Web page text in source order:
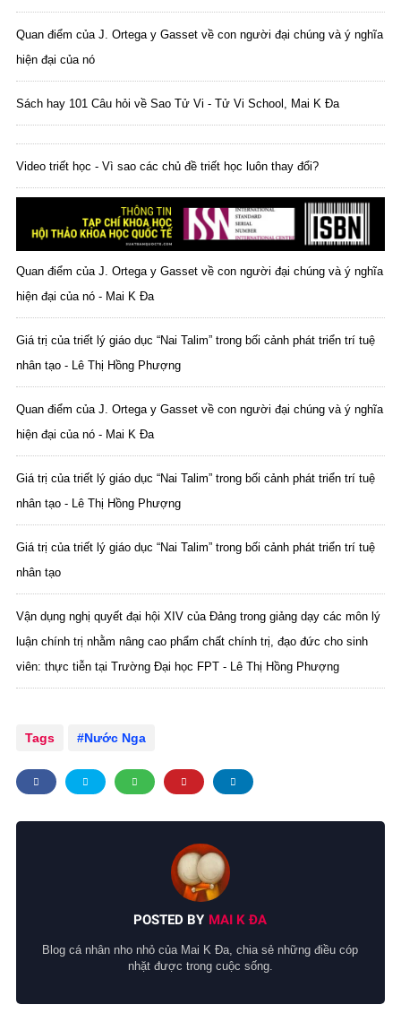
Quan điểm của J. Ortega y Gasset về con người đại chúng và ý nghĩa
hiện đại của nó
Sách hay 101 Câu hỏi về Sao Tử Vi - Tử Vi School, Mai K Đa
Video triết học - Vì sao các chủ đề triết học luôn thay đổi?
Quan điểm của J. Ortega y Gasset về con người đại chúng và ý nghĩa
hiện đại của nó - Mai K Đa
Giá trị của triết lý giáo dục “Nai Talim” trong bối cảnh phát triển trí tuệ
nhân tạo - Lê Thị Hồng Phượng
Quan điểm của J. Ortega y Gasset về con người đại chúng và ý nghĩa
hiện đại của nó - Mai K Đa
Giá trị của triết lý giáo dục “Nai Talim” trong bối cảnh phát triển trí tuệ
nhân tạo - Lê Thị Hồng Phượng
Giá trị của triết lý giáo dục “Nai Talim” trong bối cảnh phát triển trí tuệ
nhân tạo
Vận dụng nghị quyết đại hội XIV của Đảng trong giảng dạy các môn lý
luận chính trị nhằm nâng cao phẩm chất chính trị, đạo đức cho sinh
viên: thực tiễn tại Trường Đại học FPT - Lê Thị Hồng Phượng
Tags Nước Nga
POSTED BY MAI K ĐA
Blog cá nhân nho nhỏ của Mai K Đa, chia sẻ những điều cóp
nhặt được trong cuộc sống.